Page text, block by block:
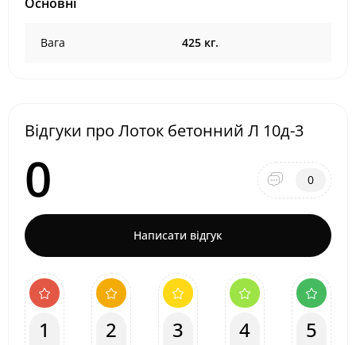
Вага 425 кг.
Відгуки про Лоток бетонний Л 10д-3
0 0
Написати відгук
1 2 3 4 5